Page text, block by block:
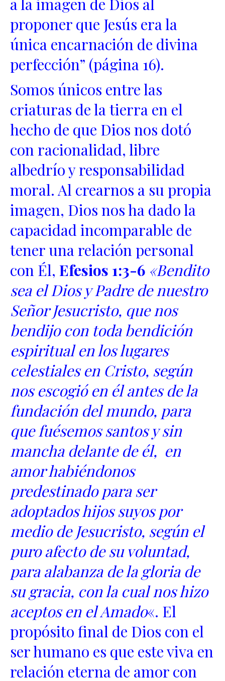
a la imagen de Dios al
proponer que Jesús era la
única encarnación de divina
perfección” (página 16).
Somos únicos entre las
criaturas de la tierra en el
hecho de que Dios nos dotó
con racionalidad, libre
albedrío y responsabilidad
moral. Al crearnos a su propia
imagen, Dios nos ha dado la
capacidad incomparable de
tener una relación personal
con Él, Efesios 1:3-6 «Bendito
sea el Dios y Padre de nuestro
Señor Jesucristo, que nos
bendijo con toda bendición
espiritual en los lugares
celestiales en Cristo, según
nos escogió en él antes de la
fundación del mundo, para
que fuésemos santos y sin
mancha delante de él, en
amor habiéndonos
predestinado para ser
adoptados hijos suyos por
medio de Jesucristo, según el
puro afecto de su voluntad,
para alabanza de la gloria de
su gracia, con la cual nos hizo
aceptos en el Amado«. El
propósito final de Dios con el
ser humano es que este viva en
relación eterna de amor con